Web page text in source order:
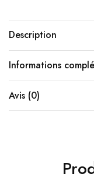
Description
Informations
Avis (0)